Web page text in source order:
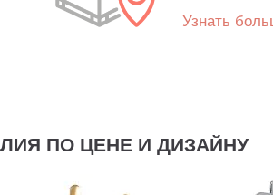
Узнать
ПО ЦЕНЕ И ДИЗАЙНУ